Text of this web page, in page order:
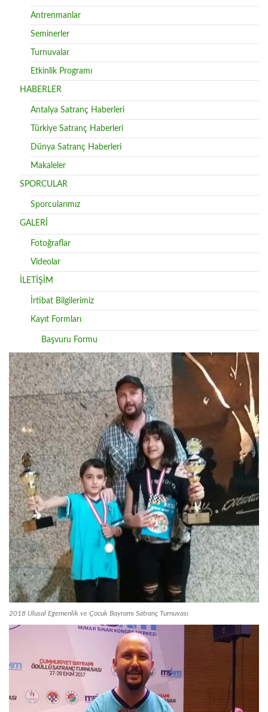
Antrenmanlar
Seminerler
Turnuvalar
Etkinlik Programı
HABERLER
Antalya Satranç Haberleri
Türkiye Satranç Haberleri
Dünya Satranç Haberleri
Makaleler
SPORCULAR
Sporcularımız
GALERİ
Fotoğraflar
Videolar
İLETİŞİM
İrtibat Bilgilerimiz
Kayıt Formları
Başvuru Formu
2018 Ulusal Egemenlik ve Çocuk Bayramı Satranç Turnuvası